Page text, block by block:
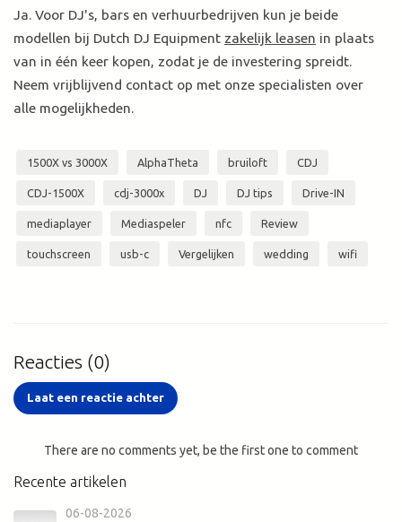
Ja. Voor DJ's, bars en verhuurbedrijven kun je beide
modellen bij Dutch DJ Equipment zakelijk leasen in plaats
van in één keer kopen, zodat je de investering spreidt.
Neem vrijblijvend contact op met onze specialisten over
alle mogelijkheden.
1500X vs 3000X AlphaTheta bruiloft CDJ
CDJ-1500X cdj-3000x DJ DJ tips Drive-IN
mediaplayer Mediaspeler nfc Review
touchscreen usb-c Vergelijken wedding wifi
Reacties (0)
Laat een reactie achter
There are no comments yet, be the first one to comment
Recente artikelen
06-08-2026